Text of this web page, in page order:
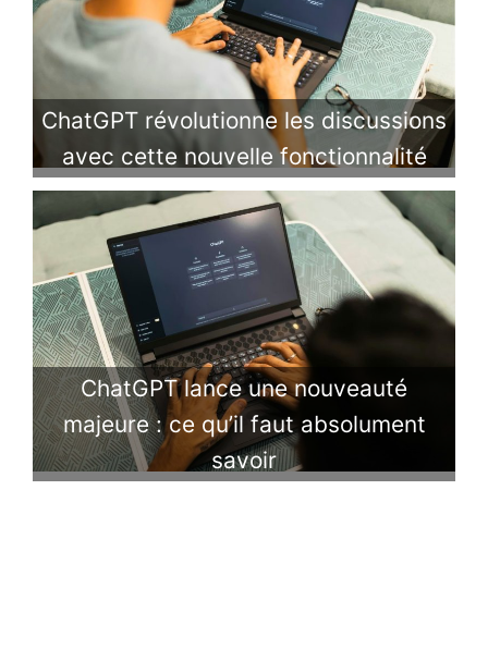
ChatGPT révolutionne les discussions
avec cette nouvelle fonctionnalité
ChatGPT lance une nouveauté
majeure : ce qu’il faut absolument
savoir